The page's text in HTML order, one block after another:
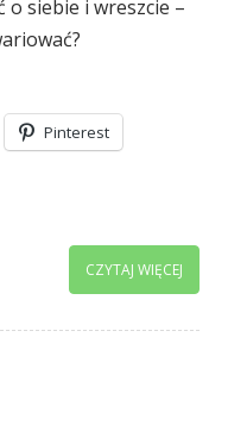
o siebie i wreszcie –
Pinterest
CZYTAJ WIĘCEJ